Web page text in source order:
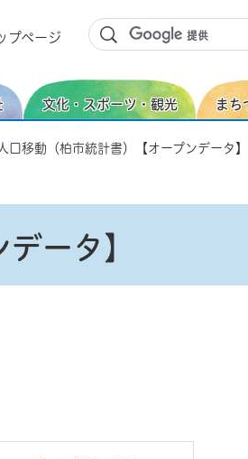
プページ
文化・スポーツ・観光 まち
口移動（柏市統計書）【オープンデータ】
ータ】